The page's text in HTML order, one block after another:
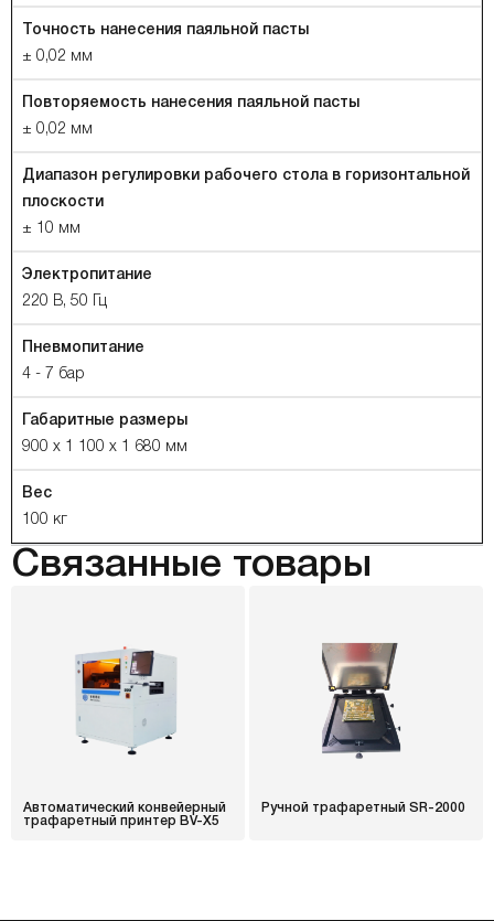
Точность нанесения паяльной пасты
± 0,02 мм
Повторяемость нанесения паяльной пасты
± 0,02 мм
Диапазон регулировки рабочего стола в горизонтальной
плоскости
± 10 мм
Электропитание
220 В, 50 Гц
Пневмопитание
4 - 7 бар
Габаритные размеры
900 х 1 100 х 1 680 мм
Вес
100 кг
Связанные товары
Автоматический конвейерный
трафаретный принтер BV-X5
Ручной трафаретный SR-2000